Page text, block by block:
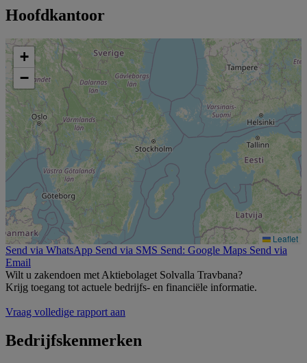
Hoofdkantoor
+
−
Leaflet
Send via WhatsApp Send via SMS Send: Google Maps Send via
Email
Wilt u zakendoen met Aktiebolaget Solvalla Travbana?
Krijg toegang tot actuele bedrijfs- en financiële informatie.
Vraag volledige rapport aan
Bedrijfskenmerken